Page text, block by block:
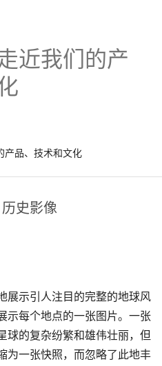
近我们的产
产品、技术和文化
史影像
展示引人注目的完整的地球风
示每个地点的一张图片。一张
球的复杂纷繁和雄伟壮丽，但
为一张快照，而忽略了此地丰